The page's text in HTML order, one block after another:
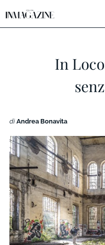
In
di Andrea Bonavita